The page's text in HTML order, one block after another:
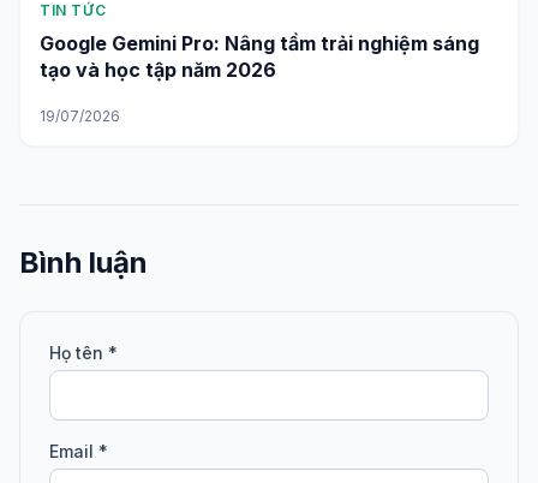
TIN TỨC
Google Gemini Pro: Nâng tầm trải nghiệm sáng
tạo và học tập năm 2026
19/07/2026
Bình luận
Họ tên *
Email *